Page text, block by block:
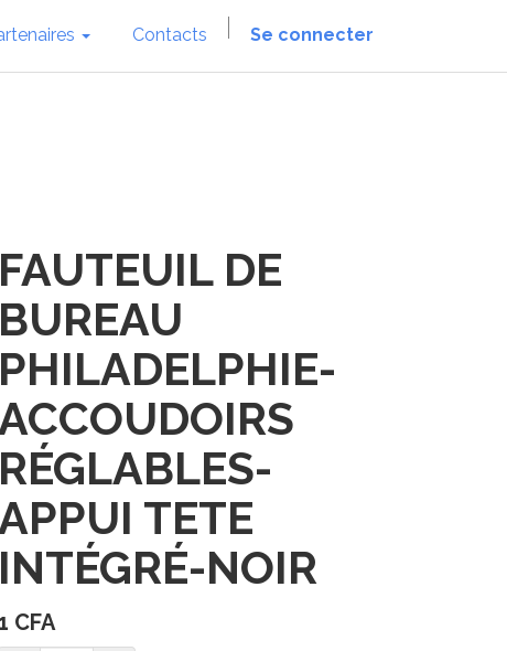
Contacts Se connecter
FAUTEUIL DE
BUREAU
PHILADELPHIE-
RÉGLABLES-
TETE
INTÉGRÉ-NOIR
CFA